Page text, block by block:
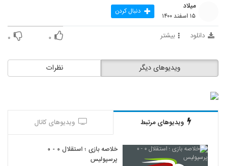
میلاد
۱۵ اسفند ۱۴۰۰ دنبال کردن
دانلود بیشتر ۰ ۰
نظرات ویدیوهای دیگر
ویدیوهای مرتبط ویدیوهای کانال
خلاصه بازی ؛ استقلال ۰ - ۰
پرسپولیس